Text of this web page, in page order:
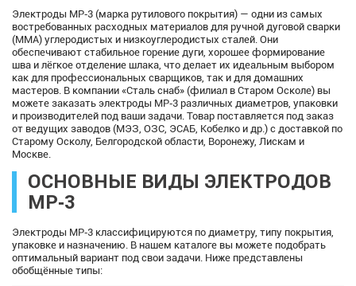
Электроды МР‑3 (марка рутилового покрытия) — одни из самых
востребованных расходных материалов для ручной дуговой сварки
(MMA) углеродистых и низкоуглеродистых сталей. Они
обеспечивают стабильное горение дуги, хорошее формирование
шва и лёгкое отделение шлака, что делает их идеальным выбором
как для профессиональных сварщиков, так и для домашних
мастеров. В компании «Сталь снаб» (филиал в Старом Осколе) вы
можете заказать электроды МР‑3 различных диаметров, упаковки
и производителей под ваши задачи. Товар поставляется под заказ
от ведущих заводов (МЭЗ, ОЗС, ЭСАБ, Кобелко и др.) с доставкой по
Старому Осколу, Белгородской области, Воронежу, Лискам и
Москве.
ОСНОВНЫЕ ВИДЫ ЭЛЕКТРОДОВ
МР‑3
Электроды МР‑3 классифицируются по диаметру, типу покрытия,
упаковке и назначению. В нашем каталоге вы можете подобрать
оптимальный вариант под свои задачи. Ниже представлены
обобщённые типы: